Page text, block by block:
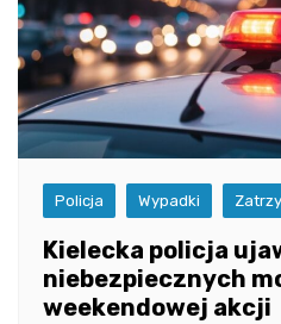
Policja Wypadki
Kielecka policja
niebezpiecznych
weekendowej akcji